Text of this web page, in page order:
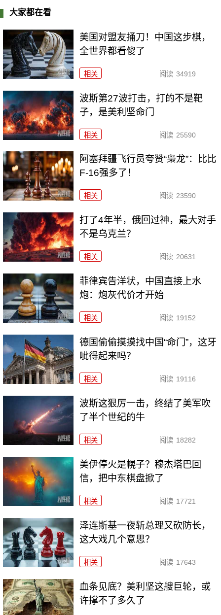
大家都在看
美国对盟友捅刀！中国这步棋，
全世界都看傻了
相关 阅读 34919
波斯第27波打击，打的不是靶
子，是美利坚命门
相关 阅读 25590
阿塞拜疆飞行员夸赞“枭龙”：比比
F-16强多了！
相关 阅读 23590
打了4年半，俄回过神，最大对手
不是乌克兰？
相关 阅读 20631
菲律宾告洋状，中国直接上水
炮：炮灰代价才开始
相关 阅读 19152
德国偷偷摸摸找中国“命门”，这牙
呲得起来吗？
相关 阅读 19116
波斯这狠厉一击，终结了美军吹
了半个世纪的牛
相关 阅读 18282
美伊停火是幌子？穆杰塔巴回
信，把中东棋盘掀了
相关 阅读 17721
泽连斯基一夜斩总理又砍防长，
这大戏几个意思？
相关 阅读 17643
血条见底？美利坚这艘巨轮，或
许撑不了多久了